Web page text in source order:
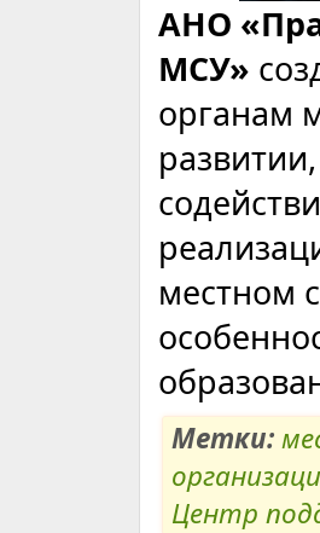
АНО
МСУ»
органам
местном
Метки:
Центр